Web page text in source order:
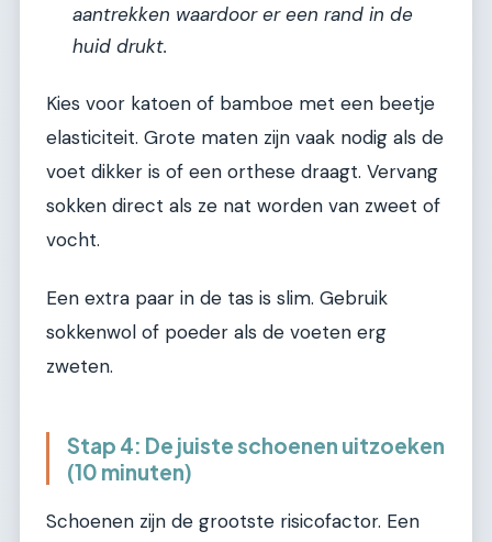
aantrekken waardoor er een rand in de
huid drukt.
Kies voor katoen of bamboe met een beetje
elasticiteit. Grote maten zijn vaak nodig als de
voet dikker is of een orthese draagt. Vervang
sokken direct als ze nat worden van zweet of
vocht.
Een extra paar in de tas is slim. Gebruik
sokkenwol of poeder als de voeten erg
zweten.
Stap 4: De juiste schoenen uitzoeken
(10 minuten)
Schoenen zijn de grootste risicofactor. Een